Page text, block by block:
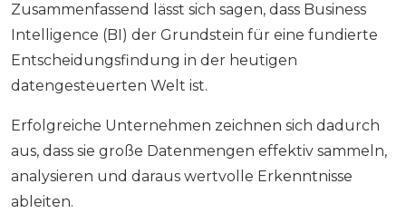
Zusammenfassend lässt sich sagen, dass Business
Intelligence (BI) der Grundstein für eine fundierte
Entscheidungsfindung in der heutigen
datengesteuerten Welt ist.
Erfolgreiche Unternehmen zeichnen sich dadurch
aus, dass sie große Datenmengen effektiv sammeln,
analysieren und daraus wertvolle Erkenntnisse
ableiten.